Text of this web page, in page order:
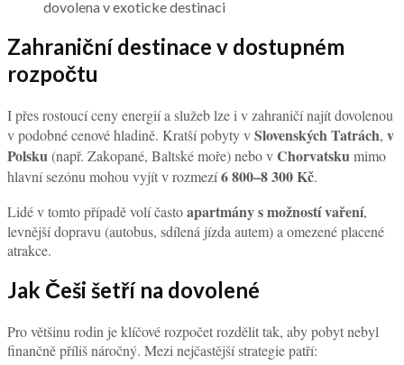
dovolena v exoticke destinaci
Zahraniční destinace v dostupném
rozpočtu
I přes rostoucí ceny energií a služeb lze i v zahraničí najít dovolenou
v podobné cenové hladině. Kratší pobyty vSlovenských Tatrách, v
Polsku (např. Zakopané, Baltské moře) nebo vChorvatsku mimo
hlavní sezónu mohou vyjít v rozmezí6 800–8 300 Kč.
Lidé v tomto případě volí častoapartmány s možností vaření,
levnější dopravu (autobus, sdílená jízda autem) a omezené placené
atrakce.
Jak Češi šetří na dovolené
Pro většinu rodin je klíčové rozpočet rozdělit tak, aby pobyt nebyl
finančně příliš náročný. Mezi nejčastější strategie patří: